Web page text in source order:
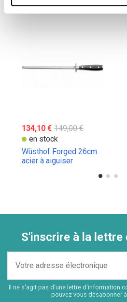
134,10 € 149,00 €
en stock
Wüsthof Forged 26cm
acier à aiguiser
S'inscrire à la
Il ne s'agit pas d'une lettre d'information
pouvez vous désabonner